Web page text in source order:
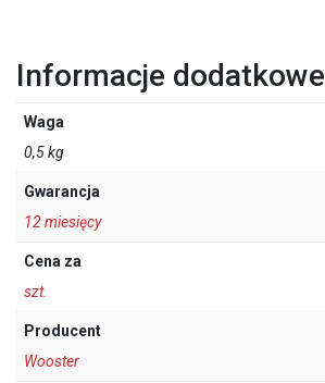
Informacje dodatkowe
Waga
0,5 kg
Gwarancja
12 miesięcy
Cena za
szt.
Producent
Wooster